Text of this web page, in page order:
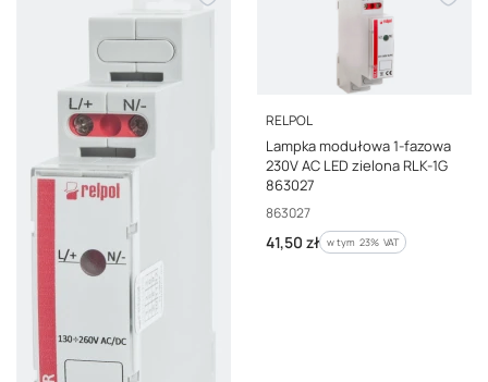
PRODUCENT
RELPOL
Lampka modułowa 1-fazowa
230V AC LED zielona RLK-1G
863027
Kod producenta
863027
Cena brutto
41,50 zł w tym %s VAT
w tym 23% VAT